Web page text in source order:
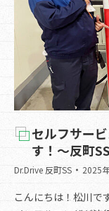
セルフサー
す！～反町
Dr.Drive 反町SS 2025
こんにちは！松川で